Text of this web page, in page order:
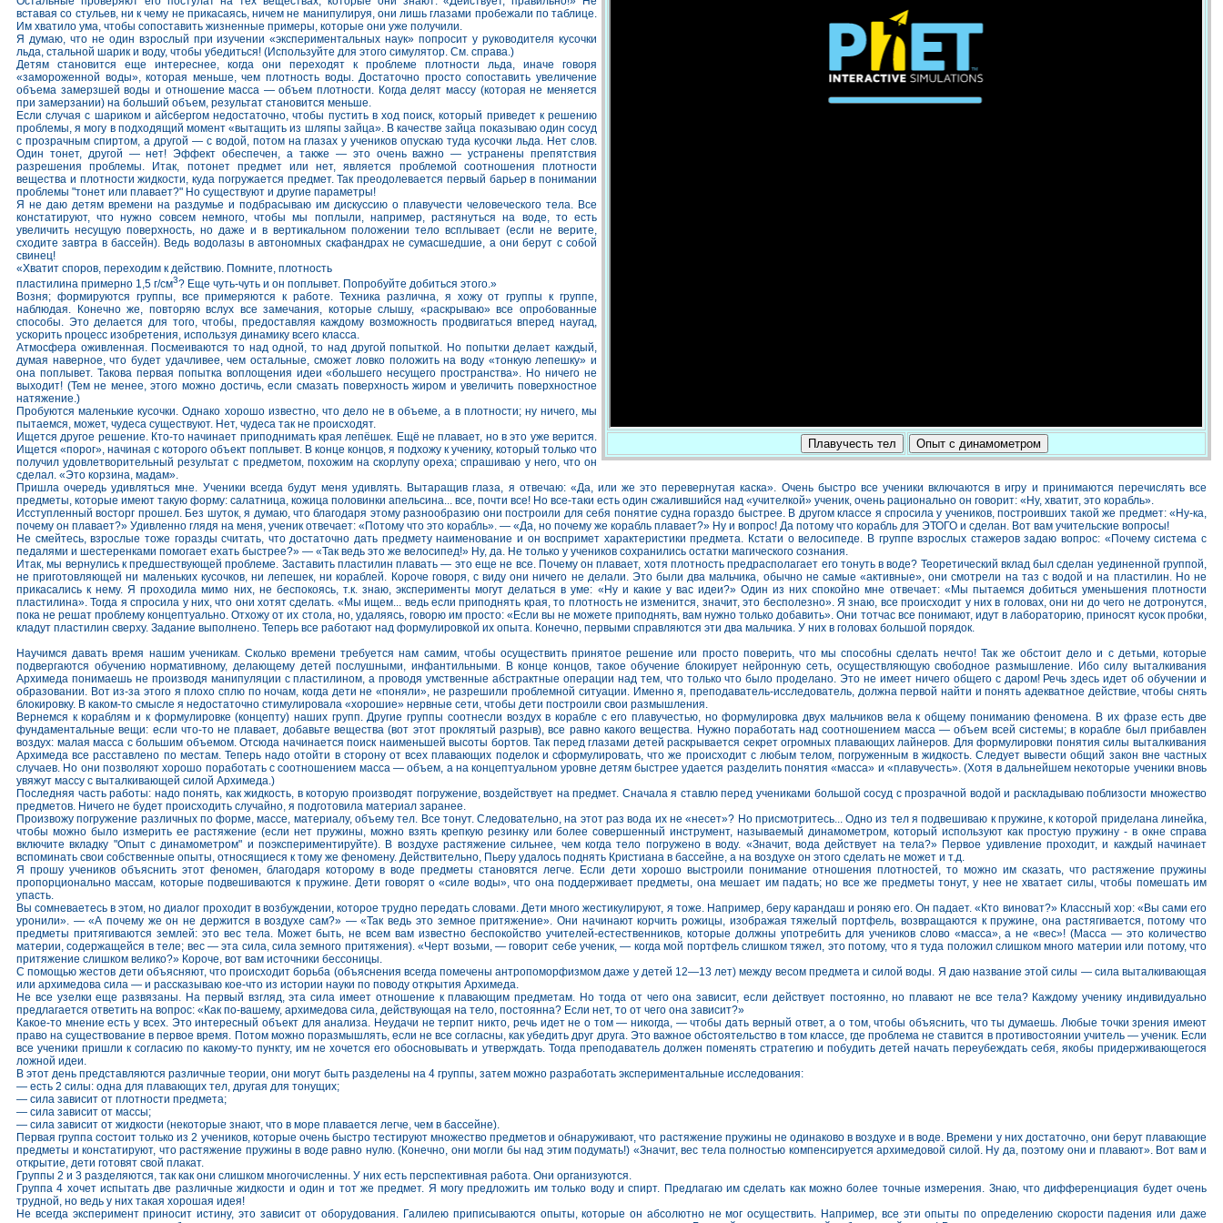
Плавучесть тел Опыт с динамометром
вставая со стульев, ни к чему не прикасаясь, ничем не манипулируя, они лишь глазами пробежали по таблице.
Им хватило ума, чтобы сопоставить жизненные примеры, которые они уже получили.
Я думаю, что не один взрослый при изучении «экспериментальных наук» попросит у руководителя кусочки
льда, стальной шарик и воду, чтобы убедиться! (Используйте для этого симулятор. См. справа.)
Детям становится еще интереснее, когда они переходят к проблеме плотности льда, иначе говоря
«замороженной воды», которая меньше, чем плотность воды. Достаточно просто сопоставить увеличение
объема замерзшей воды и отношение масса — объем плотности. Когда делят массу (которая не меняется
при замерзании) на больший объем, результат становится меньше.
Если случая с шариком и айсбергом недостаточно, чтобы пустить в ход поиск, который приведет к решению
проблемы, я могу в подходящий момент «вытащить из шляпы зайца». В качестве зайца показываю один сосуд
с прозрачным спиртом, а другой — с водой, потом на глазах у учеников опускаю туда кусочки льда. Нет слов.
Один тонет, другой — нет! Эффект обеспечен, а также — это очень важно — устранены препятствия
разрешения проблемы. Итак, потонет предмет или нет, является проблемой соотношения плотности
вещества и плотности жидкости, куда погружается предмет. Так преодолевается первый барьер в понимании
проблемы "тонет или плавает?" Но существуют и другие параметры!
Я не даю детям времени на раздумье и подбрасываю им дискуссию о плавучести человеческого тела. Все
констатируют, что нужно совсем немного, чтобы мы поплыли, например, растянуться на воде, то есть
увеличить несущую поверхность, но даже и в вертикальном положении тело всплывает (если не верите,
сходите завтра в бассейн). Ведь водолазы в автономных скафандрах не сумасшедшие, а они берут с собой
свинец!
«Хватит споров, переходим к действию. Помните, плотность
пластилина примерно 1,5 г/см3? Еще чуть-чуть и он поплывет. Попробуйте добиться этого.»
Возня; формируются группы, все примеряются к работе. Техника различна, я хожу от группы к группе,
наблюдая. Конечно же, повторяю вслух все замечания, которые слышу, «раскрываю» все опробованные
способы. Это делается для того, чтобы, предоставляя каждому возможность продвигаться вперед наугад,
ускорить npoцесс изобретения, используя динамику всего класса.
Атмосфера оживленная. Посмеиваются то над одной, то над другой попыткой. Но попытки делает каждый,
думая наверное, что будет удачливее, чем остальные, сможет ловко положить на воду «тонкую лепешку» и
она поплывет. Такова первая попытка воплощения идеи «большего несущего пространства». Но ничего не
выходит! (Тем не менее, этого можно достичь, если смазать поверхность жиром и увеличить поверхностное
натяжение.)
Пробуются маленькие кусочки. Однако хорошо известно, что дело не в объеме, а в плотности; ну ничего, мы
пытаемся, может, чудеса существуют. Нет, чудеса так не происходят.
Ищется другое решение. Кто-то начинает приподнимать края лепёшек. Ещё не плавает, но в это уже верится.
Ищется «порог», начиная с которого объект поплывет. В конце концов, я подхожу к ученику, который только что
получил удовлетворительный результат с предметом, похожим на скорлупу ореха; спрашиваю у него, что он
сделал. «Это корзина, мадам».
Пришла очередь удивляться мне. Ученики всегда будут меня удивлять. Вытаращив глаза, я отвечаю: «Да, или же это перевернутая каска». Очень быстро все ученики включаются в игру и принимаются перечислять все
предметы, которые имеют такую форму: салатница, кожица половинки апельсина... все, почти все! Но все-таки есть один сжалившийся над «учителкой» ученик, очень рационально он говорит: «Ну, хватит, это корабль».
Исступленный восторг прошел. Без шуток, я думаю, что благодаря этому разнообразию они построили для себя понятие судна гораздо быстрее. В другом классе я спросила у учеников, построивших такой же предмет: «Ну-ка,
почему он плавает?» Удивленно глядя на меня, ученик отвечает: «Потому что это корабль». — «Да, но почему же корабль плавает?» Ну и вопрос! Да потому что корабль для ЭТОГО и сделан. Вот вам учительские вопросы!
Не смейтесь, взрослые тоже горазды считать, что достаточно дать предмету наименование и он воспримет характеристики предмета. Кстати о велосипеде. В группе взрослых стажеров задаю вопрос: «Почему система с
педалями и шестеренками помогает ехать быстрее?» — «Так ведь это же велосипед!» Ну, да. Не только у учеников сохранились остатки магического сознания.
Итак, мы вернулись к предшествующей проблеме. Заставить пластилин плавать — это еще не все. Почему он плавает, хотя плотность предрасполагает его тонуть в воде? Теоретический вклад был сделан уединенной группой,
не приготовляющей ни маленьких кусочков, ни лепешек, ни кораблей. Короче говоря, с виду они ничего не делали. Это были два мальчика, обычно не самые «активные», они смотрели на таз с водой и на пластилин. Но не
прикасались к нему. Я проходила мимо них, не беспокоясь, т.к. знаю, эксперименты могут делаться в уме: «Ну и какие у вас идеи?» Один из них спокойно мне отвечает: «Мы пытаемся добиться уменьшения плотности
пластилина». Тогда я спросила у них, что они хотят сделать. «Мы ищем... ведь если приподнять края, то плотность не изменится, значит, это бесполезно». Я знаю, все происходит у них в головах, они ни до чего не дотронутся,
пока не решат проблему концептуально. Отхожу от их стола, но, удаляясь, говорю им просто: «Если вы не можете приподнять, вам нужно только добавить». Они тотчас все понимают, идут в лабораторию, приносят кусок пробки,
кладут пластилин сверху. Задание выполнено. Теперь все работают над формулировкой их опыта. Конечно, первыми справляются эти два мальчика. У них в головах большой порядок.
Научимся давать время нашим ученикам. Сколько времени требуется нам самим, чтобы осуществить принятое решение или просто поверить, что мы способны сделать нечто! Так же обстоит дело и с детьми, которые
подвергаются обучению нормативному, делающему детей послушными, инфантильными. В конце концов, такое обучение блокирует нейронную сеть, осуществляющую свободное размышление. Ибо силу выталкивания
Архимеда понимаешь не производя манипуляции с пластилином, а проводя умственные абстрактные операции над тем, что только что было проделано. Это не имеет ничего общего с даром! Речь здесь идет об обучении и
образовании. Вот из-за этого я плохо сплю по ночам, когда дети не «поняли», не разрешили проблемной ситуации. Именно я, преподаватель-исследователь, должна первой найти и понять адекватное действие, чтобы снять
блокировку. В каком-то смысле я недостаточно стимулировала «хорошие» нервные сети, чтобы дети построили свои размышления.
Вернемся к кораблям и к формулировке (концепту) наших групп. Другие группы соотнесли воздух в корабле с его плавучестью, но формулировка двух мальчиков вела к общему пониманию феномена. В их фразе есть две
фундаментальные вещи: если что-то не плавает, добавьте вещества (вот этот проклятый разрыв), все равно какого вещества. Нужно поработать над соотношением масса — объем всей системы; в корабле был прибавлен
воздух: малая масса с большим объемом. Отсюда начинается поиск наименьшей высоты бортов. Так перед глазами детей раскрывается секрет огромных плавающих лайнеров. Для формулировки понятия силы выталкивания
Архимеда все расставлено по местам. Теперь надо отойти в сторону от всех плавающих поделок и сформулировать, что же происходит с любым телом, погруженным в жидкость. Следует вывести общий закон вне частных
случаев. Но они позволяют хорошо поработать с соотношением масса — объем, а на концептуальном уровне детям быстрее удается разделить понятия «масса» и «плавучесть». (Хотя в дальнейшем некоторые ученики вновь
увяжут массу с выталкивающей силой Архимеда.)
Последняя часть работы: надо понять, как жидкость, в которую производят погружение, воздействует на предмет. Сначала я ставлю перед учениками большой сосуд с прозрачной водой и раскладываю поблизости множество
предметов. Ничего не будет происходить случайно, я подготовила материал заранее.
Произвожу погружение различных по форме, массе, материалу, объему тел. Все тонут. Следовательно, на этот раз вода их не «несет»? Но присмотритесь... Одно из тел я подвешиваю к пружине, к которой приделана линейка,
чтобы можно было измерить ее растяжение (если нет пружины, можно взять крепкую резинку или более совершенный инструмент, называемый динамометром, который используют как простую пружину - в окне справа
включите вкладку "Опыт с динамометром" и поэкспериментируйте). В воздухе растяжение сильнее, чем когда тело погружено в воду. «Значит, вода действует на тела?» Первое удивление проходит, и каждый начинает
вспоминать свои собственные опыты, относящиеся к тому же феномену. Действительно, Пьеру удалось поднять Кристиана в бассейне, а на воздухе он этого сделать не может и т.д.
Я прошу учеников объяснить этот феномен, благодаря которому в воде предметы становятся легче. Если дети хорошо выстроили понимание отношения плотностей, то можно им сказать, что растяжение пружины
пропорционально массам, которые подвешиваются к пружине. Дети говорят о «силе воды», что она поддерживает предметы, она мешает им падать; но все же предметы тонут, у нее не хватает силы, чтобы помешать им
упасть.
Вы сомневаетесь в этом, но диалог проходит в возбуждении, которое трудно передать словами. Дети много жестикулируют, я тоже. Например, беру карандаш и роняю его. Он падает. «Кто виноват?» Классный хор: «Вы сами его
уронили». — «А почему же он не держится в воздухе сам?» — «Так ведь это земное притяжение». Они начинают корчить рожицы, изображая тяжелый портфель, возвращаются к пружине, она растягивается, потому что
предметы притягиваются землей: это вес тела. Может быть, не всем вам известно беспокойство учителей-естественников, которые должны употребить для учеников слово «масса», а не «вес»! (Масса — это количество
материи, содержащейся в теле; вес — эта сила, сила земного притяжения). «Черт возьми, — говорит себе ученик, — когда мой портфель слишком тяжел, это потому, что я туда положил слишком много материи или потому, что
притяжение слишком велико?» Короче, вот вам источники бессоницы.
С помощью жестов дети объясняют, что происходит борьба (объяснения всегда помечены антропоморфизмом даже у детей 12—13 лет) между весом предмета и силой воды. Я даю название этой силы — сила выталкивающая
или архимедова сила — и рассказываю кое-что из истории науки по поводу открытия Архимеда.
Не все узелки еще развязаны. На первый взгляд, эта сила имеет отношение к плавающим предметам. Но тогда от чего она зависит, если действует постоянно, но плавают не все тела? Каждому ученику индивидуально
предлагается ответить на вопрос: «Как по-вашему, архимедова сила, действующая на тело, постоянна? Если нет, то от чего она зависит?»
Какое-то мнение есть у всех. Это интересный объект для анализа. Неудачи не терпит никто, речь идет не о том — никогда, — чтобы дать верный ответ, а о том, чтобы объяснить, что ты думаешь. Любые точки зрения имеют
право на существование в первое время. Потом можно поразмышлять, если не все согласны, как убедить друг друга. Это важное обстоятельство в том классе, где проблема не ставится в противостоянии учитель — ученик. Если
все ученики пришли к согласию по какому-то пункту, им не хочется его обосновывать и утверждать. Тогда преподаватель должен поменять стратегию и побудить детей начать переубеждать себя, якобы придерживающегося
ложной идеи.
В этот день представляются различные теории, они могут быть разделены на 4 группы, затем можно разработать экспериментальные исследования:
— есть 2 силы: одна для плавающих тел, другая для тонущих;
— сила зависит от плотности предмета;
— сила зависит от массы;
— сила зависит от жидкости (некоторые знают, что в море плавается легче, чем в бассейне).
Первая группа состоит только из 2 учеников, которые очень быстро тестируют множество предметов и обнаруживают, что растяжение пружины не одинаково в воздухе и в воде. Времени у них достаточно, они берут плавающие
предметы и констатируют, что растяжение пружины в воде равно нулю. (Конечно, они могли бы над этим подумать!) «Значит, вес тела полностью компенсируется архимедовой силой. Ну да, поэтому они и плавают». Вот вам и
открытие, дети готовят свой плакат.
Группы 2 и 3 разделяются, так как они слишком многочисленны. У них есть перспективная работа. Они организуются.
Группа 4 хочет испытать две различные жидкости и один и тот же предмет. Я могу предложить им только воду и спирт. Предлагаю им сделать как можно более точные измерения. Знаю, что дифференциация будет очень
трудной, но ведь у них такая хорошая идея!
Не всегда эксперимент приносит истину, это зависит от оборудования. Галилею приписываются опыты, которые он абсолютно не мог осуществить. Например, все эти опыты по определению скорости падения или даже